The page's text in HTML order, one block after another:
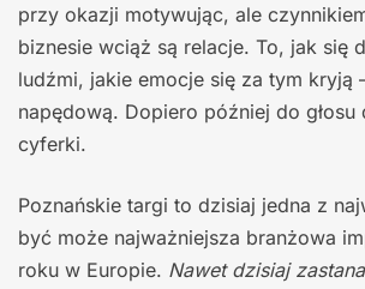
przy okazji motywując, ale
biznesie wciąż są relacje. To, jak się
ludźmi, jakie emocje się za tym kryją
napędową. Dopiero później do głosu
cyferki.
Poznańskie targi to dzisiaj jedna z
być może najważniejsza branżowa
roku w Europie. Nawet dzisiaj